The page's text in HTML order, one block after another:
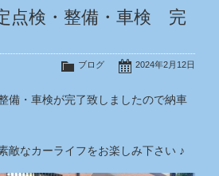
点検・整備・車検 完
2024年2月12日
ブログ
備・車検が完了致しましたので納車
敵なカーライフをお楽しみ下さい ♪